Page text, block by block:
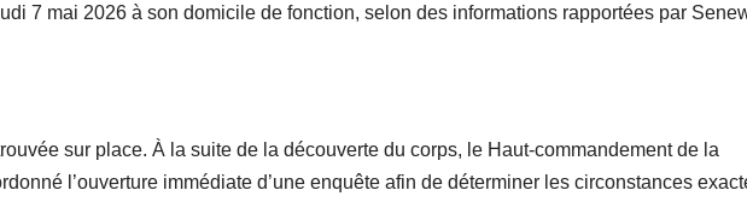
7 mai 2026 à son domicile de fonction, selon des informations rapportées par
sur place. À la suite de la découverte du corps, le Haut-commandement de la
l’ouverture immédiate d’une enquête afin de déterminer les circonstances